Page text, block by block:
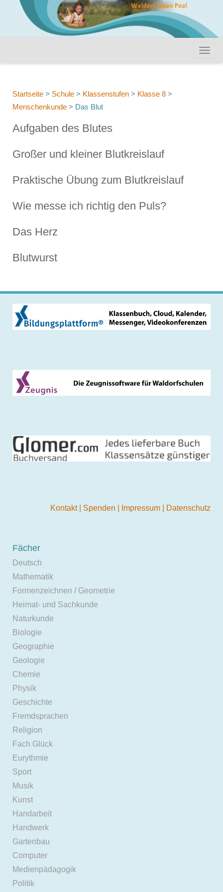
Startseite > Schule > Klassenstufen > Klasse 8 >
Menschenkunde > Das Blut
Aufgaben des Blutes
Großer und kleiner Blutkreislauf
Praktische Übung zum Blutkreislauf
Wie messe ich richtig den Puls?
Das Herz
Blutwurst
Kontakt Spenden Impressum Datenschutz
Fächer
Deutsch
Mathematik
Formenzeichnen / Geometrie
Heimat- und Sachkunde
Naturkunde
Biologie
Geographie
Geologie
Chemie
Physik
Geschichte
Fremdsprachen
Religion
Fach Glück
Eurythmie
Sport
Musik
Kunst
Handarbeit
Handwerk
Gartenbau
Computer
Medienpädagogik
Politik